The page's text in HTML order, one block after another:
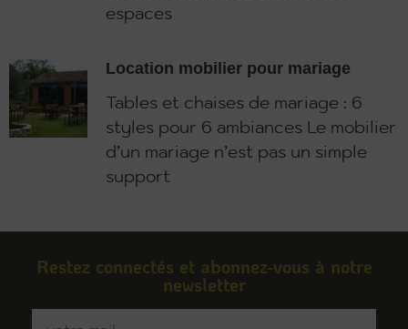
espaces
Location mobilier pour mariage
Tables et chaises de mariage : 6
styles pour 6 ambiances Le mobilier
d’un mariage n’est pas un simple
support
Restez connectés et abonnez-vous à notre
newsletter